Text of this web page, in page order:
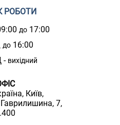
РОБОТИ
до 17:00
до16:00
- вихідний
Київ,
7,